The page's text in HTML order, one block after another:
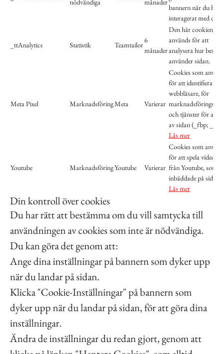
nödvändiga
månader
bannern när du har
interagerat med den.
_ttAnalytics Statistik Teamtailor
6
månader
Den här cookien
används för att
analysera hur
använder sidan.
Meta Pixel MarknadsföringMeta Varierar
Cookies som
för att identifiera
webbläsare, för
och tjänster för
av sidan (_fbp;
Läs mer
Youtube MarknadsföringYoutube Varierar
Cookies som
för att spela videos
från Youtube, som
inbäddade på sidan.
Läs mer
Din kontroll över cookies
Du har rätt att bestämma om du vill samtycka till
användningen av cookies som inte är nödvändiga.
Du kan göra det genom att:
Ange dina inställningar på bannern som dyker upp
när du landar på sidan.
Klicka "Cookie-Inställningar" på bannern som
dyker upp när du landar på sidan, för att göra dina
inställningar.
Ändra de inställningar du redan gjort, genom att